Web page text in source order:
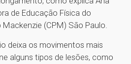
de Educação Física do
(CPM) São Paulo.
deixa os movimentos mais
alguns tipos de lesões, como